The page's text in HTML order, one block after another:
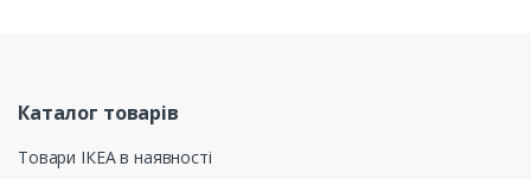
Каталог товарів
Товари ІКЕА в наявності